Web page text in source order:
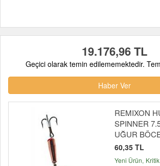
19.176,96 TL
Geçici olarak temin edilememektedir.
Haber Ver
REMIXON
SPINNER
UĞUR
60,35 TL
Yeni Ürün